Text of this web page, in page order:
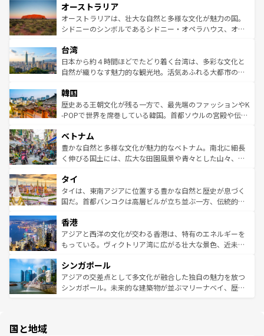
部のニューオーリンズでは、音楽と美食が融合した独特の
文化が魅力。旅行者はアメリカの各地域で異なる魅力を楽
しみながら、その多様性と豊かな歴史を感じることができ
ならではの贅沢な旅のスタイルだ。 なお、新着のアメリカ
情報はコンテンツ一覧を参照してほしい。
ワイ島は見逃せない。また、定番の観光地といえばオアフ
島だが、静かな自然を求めるならマウイ島やカウアイ島が
おすすめ。エメラルドグリーンに輝く海をはじめ、豊かな
れるおもてなしの心で訪れる人々を迎えてくれるハワイの
人々、おいしいローカルフードやハワイアンミュージッ
ク、伝統的なフラダンスなど、すべてがハワイの魅力を彩
ワイを、存分に味わってほしい。 なお、新着のハワイ情報
はコンテンツ一覧を参照してほしい。
オーストラリア
オーストラリアは、壮大な自然と多様な文化が魅力の国。
シドニーのシンボルであるシドニー・オペラハウス、オー
リアリーフや大陸中央部にそびえるウルル（エアーズロッ
ク）、タスマニアの美しい原生林やケアンズの熱帯雨林な
ど、見どころがたくさん。また、カフェやワイン、オージ
いる。アクティビティも充実しており、サーフィンやダイ
ビング、ハイキングなど、アウトドア好きにはたまらな
い。オーストラリアの多彩な魅力を存分に味わいつくそ
参照してほしい。
台湾
日本から約４時間ほどでたどり着く台湾は、多彩な文化と
自然が織りなす魅力的な観光地。活気あふれる大都市の台
ン）、静ひつな山岳地帯である台湾東部など、都市の喧騒
と山間の静けさが共存しており、訪れる人に新しい発見と
驚きをもたらしてくれる。また、奥深い台湾の食文化も魅
容にもいいと評判のスイーツなど、バラエティ豊かな料理
が味わえる。 なお、新着の台湾情報は コンテンツ一覧を参
照してほしい。
韓国
歴史ある王朝文化が残る一方で、最先端のファッションやK
-POPで世界を席巻している韓国。首都ソウルの宮殿や伝統
き、地方に足を延ばせば四季折々の自然美を楽しむことが
できる。そして、キムチや焼肉、絶品のストリートフード
まで、さまざまな韓国料理が待っている。夜には、韓国な
リティに包まれながら、韓国の多彩な魅力を心ゆくまで味
わってみてほしい。 なお、新着の韓国情報はコンテンツ一
覧を参照してほしい。
ベトナム
豊かな自然と多様な文化が魅力的なベトナム。南北に細長
く伸びる国土には、広大な田園風景や青々とした山々、世
急速な発展と共に伝統が息づく。ハノイの古い町並みやホ
ーチミン市のフランス統治時代の建物も、独特の雰囲気を
醸し出している。また、バラエティの豊かさとおいしさで
とつ。フォーやバインミー、ベトナムコーヒーなどは、ぜ
ひ現地で味わいたい。どの地域を訪れてもあたたかい人々
が旅行者を迎えてくれるので、きっと忘れられない旅にな
参照してほしい。
タイ
タイは、東南アジアに位置する豊かな自然と歴史が息づく
国だ。首都バンコクは高層ビルが立ち並ぶ一方、伝統的な
の活気が交差している。北部ではチェンマイなどの山岳地
帯で自然と触れ合い、南部ではプーケットやクラビの美し
いビーチでリゾート気分を楽しむことができる。タイ料理
激する。気候は一年中温暖で、どの季節にも異なる楽しみ
が待っている。親しみやすいタイの人々、仏教を中心とし
た文化、そして多様な観光資源が、訪れる旅人を魅了し続
香港
アジアと西洋の文化が交わる香港は、特有のエネルギーを
もっている。ヴィクトリア湾に広がる壮大な景色、近未来
み、どこを訪れても感動するはず。観光スポットが密集し
ており、効率よく見どころを回れるのも魅力。息をのむよ
うな絶景から文化的な体験まで、香港を存分に楽しみ尽く
シンガポール
アジアの交差点として多文化が融合した独自の魅力を放つ
シンガポール。未来的な建築物が並ぶマリーナベイ、歴史
国と地域